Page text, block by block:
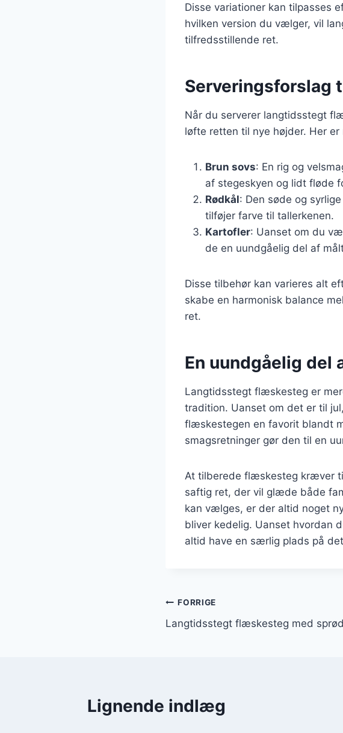
Disse variationer kan tilpasses
hvilken version du vælger, vil
tilfredsstillende ret.
Når du serverer langtidsstegt
løfte retten til nye højder. Her
Brun sovs: En rig og
af stegeskyen og lidt fløde
Rødkål: Den søde og
tilføjer farve til tallerkenen.
Kartofler: Uanset om du
de en uundgåelig del af
Disse tilbehør kan varieres alt
skabe en harmonisk balance
ret.
En uundgåelig del
Langtidsstegt flæskesteg er
tradition. Uanset om det er til
flæskestegen en favorit blandt
smagsretninger gør den til en
At tilberede flæskesteg kræver
saftig ret, der vil glæde både
kan vælges, er der altid noget
bliver kedelig. Uanset hvordan
altid have en særlig plads på
Indlægsnavigation
FORRIGE
Langtidsstegt flæskesteg med
Lignende indlæg